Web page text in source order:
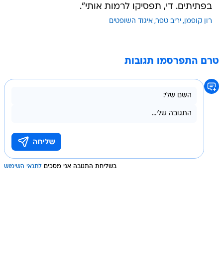
בפתיתים. די, תפסיקו לרמות אותי".
רון קופמן יריב טפר איגוד השופטים
טרם התפרסמו תגובות
בשליחת התגובה אני מסכים לתנאי השימוש